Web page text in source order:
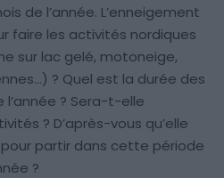
de l’année. L’enneigement
faire les activités nordiques
sur lac gelé, motoneige,
? Quel est la durée des
? Sera-t-elle
? D’après-vous qu’elle
partir dans cette période
?